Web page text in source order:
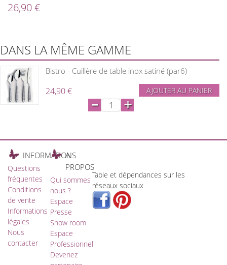
26,90 €
DANS LA MÊME GAMME
Bistro - Cuillère de table inox satiné (par6)
24,90 € AJOUTER AU PANIER
- +
INFORMATIONS
Questions
fréquentes
Conditions
de vente
Informations
légales
Nous
contacter
A
PROPOS
Qui sommes
nous ?
Espace
Presse
Show room
Espace
Professionnel
Devenez
Table et dépendances sur les
réseaux sociaux